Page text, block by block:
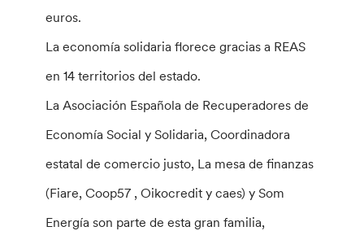
euros.
La economía solidaria florece gracias a REAS
en 14 territorios del estado.
La Asociación Española de Recuperadores de
Economía Social y Solidaria, Coordinadora
estatal de comercio justo, La mesa de finanzas
(Fiare, Coop57 , Oikocredit y caes) y Som
Energía son parte de esta gran familia,